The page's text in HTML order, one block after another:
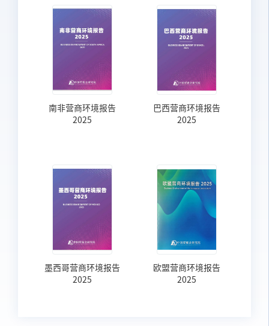
南非营商环境报告
2025
巴西营商环境报告
2025
墨西哥营商环境报告
2025
欧盟营商环境报告
2025